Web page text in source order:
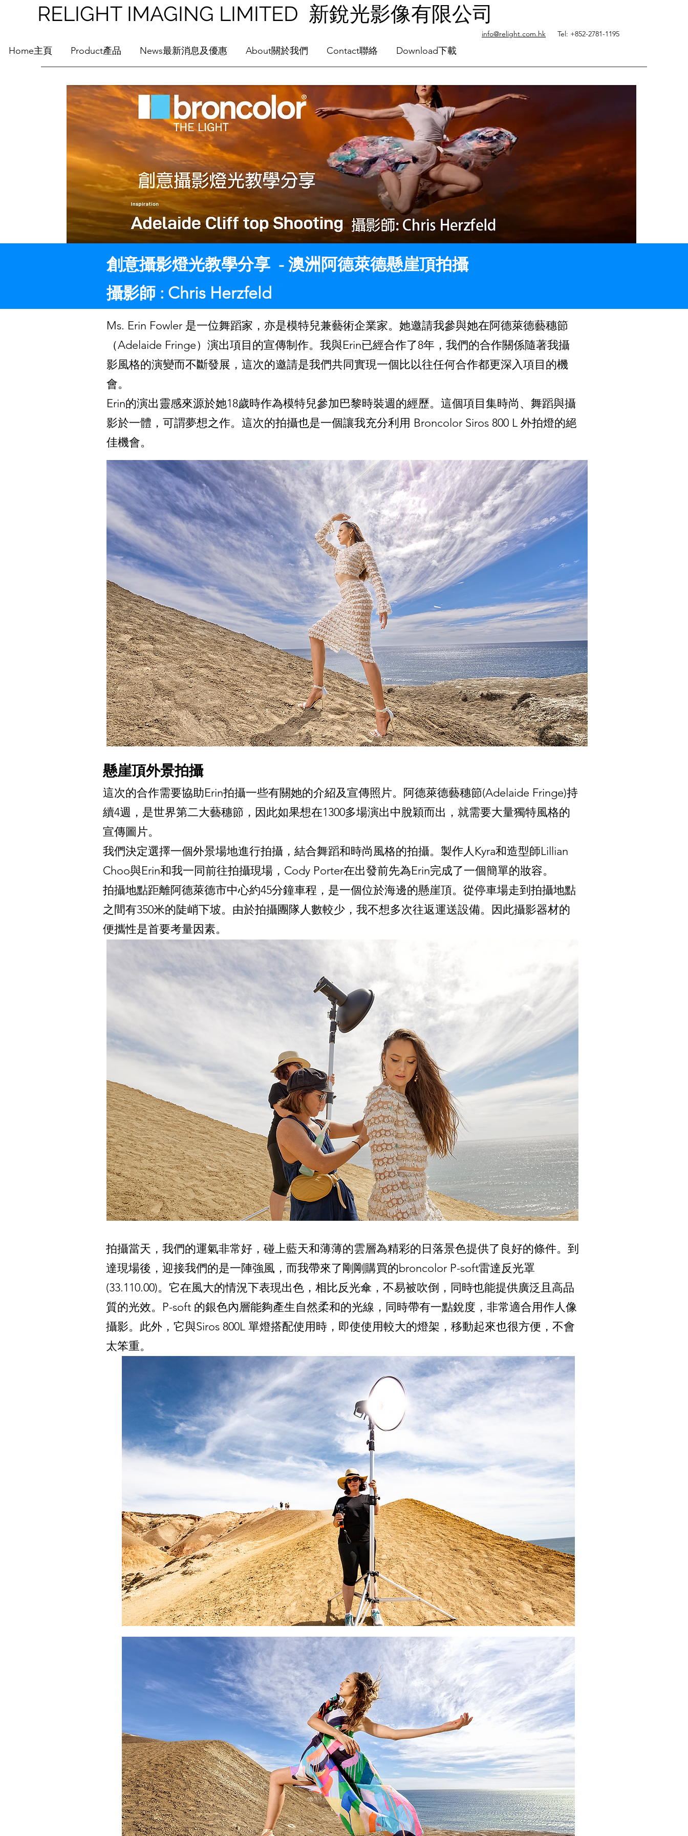
RELIGHT IMAGING LIMITED 新銳光影像有限公司
info@relight.com.hk Tel: +852-2781-1195
Home主頁 Product產品 News最新消息及優惠 About關於我們 Contact聯絡 Download下載
創意攝影燈光教學分享 - 澳洲阿德萊德懸崖頂拍攝
攝影師 : Chris Herzfeld
Ms. Erin Fowler 是一位舞蹈家，亦是模特兒兼藝術企業家。她邀請我參與她在阿德萊德藝穗節
（Adelaide Fringe）演出項目的宣傳制作。我與Erin已經合作了8年，我們的合作關係隨著我攝
影風格的演變而不斷發展，這次的邀請是我們共同實現一個比以往任何合作都更深入項目的機
會。
Erin的演出靈感來源於她18歲時作為模特兒參加巴黎時裝週的經歷。這個項目集時尚、舞蹈與攝
影於一體，可謂夢想之作。這次的拍攝也是一個讓我充分利用 Broncolor Siros 800 L 外拍燈的絕
佳機會。
懸崖頂外景拍攝
這次的合作需要協助Erin拍攝一些有關她的介紹及宣傳照片。阿德萊德藝穗節(Adelaide Fringe)持
續4週，是世界第二大藝穗節，因此如果想在1300多場演出中脫穎而出，就需要大量獨特風格的
宣傳圖片。
我們決定選擇一個外景場地進行拍攝，結合舞蹈和時尚風格的拍攝。製作人Kyra和造型師Lillian
Choo與Erin和我一同前往拍攝現場，Cody Porter在出發前先為Erin完成了一個簡單的妝容。
拍攝地點距離阿德萊德市中心約45分鐘車程，是一個位於海邊的懸崖頂。從停車場走到拍攝地點
之間有350米的陡峭下坡。由於拍攝團隊人數較少，我不想多次往返運送設備。因此攝影器材的
便攜性是首要考量因素。
拍攝當天，我們的運氣非常好，碰上藍天和薄薄的雲層為精彩的日落景色提供了良好的條件。到
達現場後，迎接我們的是一陣強風，而我帶來了剛剛購買的broncolor P-soft雷達反光罩
(33.110.00)。它在風大的情況下表現出色，相比反光傘，不易被吹倒，同時也能提供廣泛且高品
質的光效。P-soft 的銀色內層能夠產生自然柔和的光線，同時帶有一點銳度，非常適合用作人像
攝影。此外，它與Siros 800L 單燈搭配使用時，即使使用較大的燈架，移動起來也很方便，不會
太笨重。